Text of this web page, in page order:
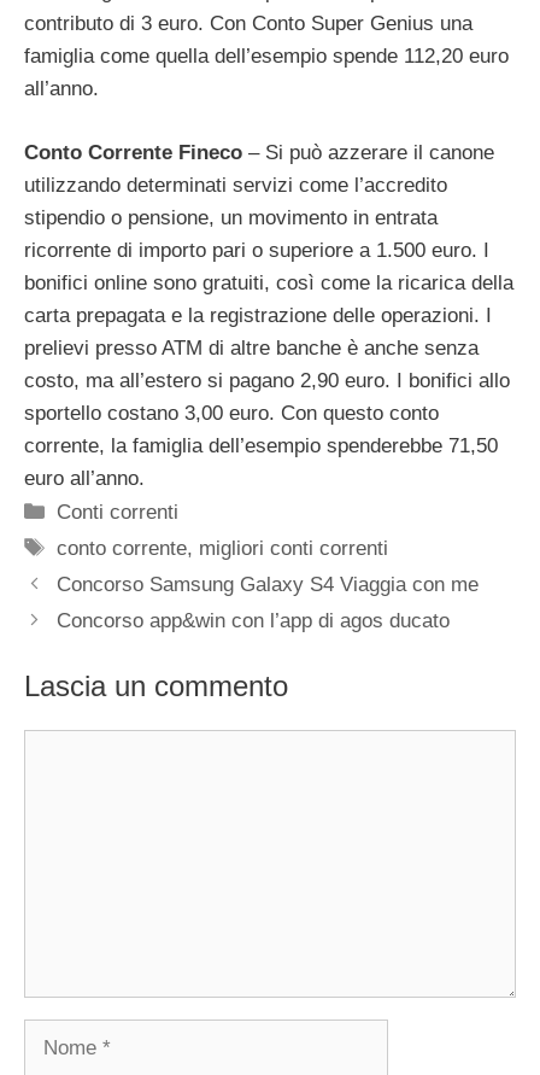
contributo di 3 euro. Con Conto Super Genius una
famiglia come quella dell’esempio spende 112,20 euro
all’anno.
Conto Corrente Fineco – Si può azzerare il canone
utilizzando determinati servizi come l’accredito
stipendio o pensione, un movimento in entrata
ricorrente di importo pari o superiore a 1.500 euro. I
bonifici online sono gratuiti, così come la ricarica della
carta prepagata e la registrazione delle operazioni. I
prelievi presso ATM di altre banche è anche senza
costo, ma all’estero si pagano 2,90 euro. I bonifici allo
sportello costano 3,00 euro. Con questo conto
corrente, la famiglia dell’esempio spenderebbe 71,50
euro all’anno.
Categorie
Conti correnti
Tag
conto corrente, migliori conti correnti
Concorso Samsung Galaxy S4 Viaggia con me
Concorso app&win con l’app di agos ducato
Lascia un commento
Nome